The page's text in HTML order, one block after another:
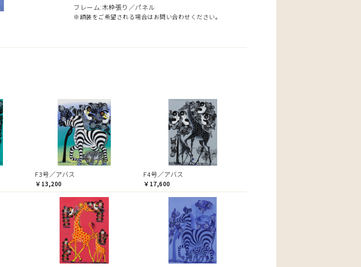
フレーム:木枠張り／パネル
※額装をご希望される場合はお問い合わせください。
F3号／アバス
￥13,200
F4号／アバス
￥17,600